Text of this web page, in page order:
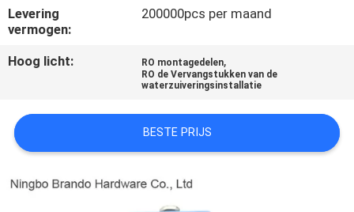
COMPANY
NEWS
SITEMAP
Levering
vermogen:
200000pcs per maand
Hoog licht: RO montagedelen,
RO de Vervangstukken van de
waterzuiveringsinstallatie
BESTE PRIJS